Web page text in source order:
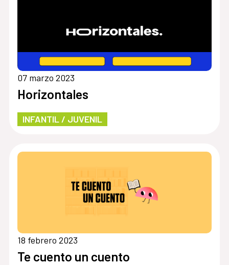
07 marzo 2023
Horizontales
INFANTIL / JUVENIL
18 febrero 2023
Te cuento un cuento